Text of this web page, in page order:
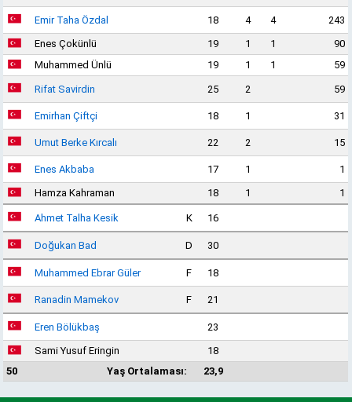
Emir Taha Özdal 18 4 4
243
Enes Çokünlü
19 1 1
90
Muhammed Ünlü
19 1 1 59
Rifat Savirdin 25 2 59
Emirhan Çiftçi 18 1 31
Umut Berke Kırcalı 22 2 15
Enes Akbaba 17 1
1
Hamza Kahraman
18 1 1
Ahmet Talha Kesik K 16
Doğukan Bad D 30
Muhammed Ebrar Güler F 18
Ranadin Mamekov F 21
Eren Bölükbaş
23
Sami Yusuf Eringin
18
50
Yaş Ortalaması: 23,9